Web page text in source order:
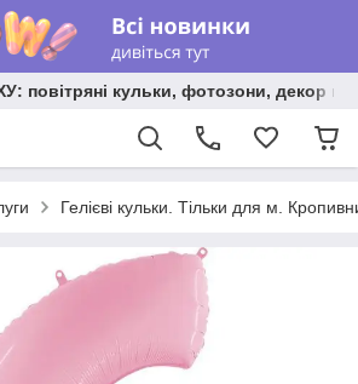
повітряні кульки, фотозони, декор на
Гелієві кульки. Тільки для м.